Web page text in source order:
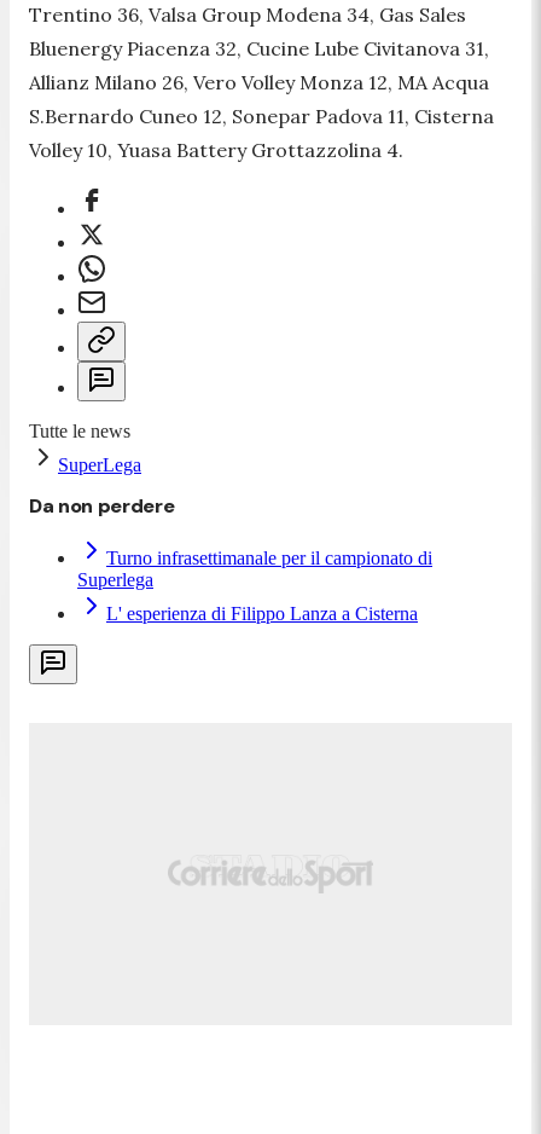
Trentino 36, Valsa Group Modena 34, Gas Sales
Bluenergy Piacenza 32, Cucine Lube Civitanova 31,
Allianz Milano 26, Vero Volley Monza 12, MA Acqua
S.Bernardo Cuneo 12, Sonepar Padova 11, Cisterna
Volley 10, Yuasa Battery Grottazzolina 4.
Tutte le news
SuperLega
Da non perdere
Turno infrasettimanale per il campionato di
Superlega
L' esperienza di Filippo Lanza a Cisterna